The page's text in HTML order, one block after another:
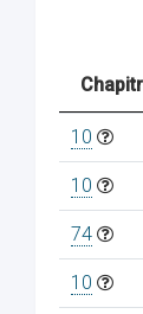
10
10
74
10